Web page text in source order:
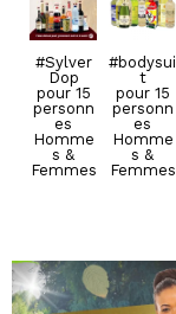
#Sylver
Dop
pour 15
personn
es
Homme
s &
Femmes
#bodysui
t
pour 15
personn
es
Homme
s &
Femmes
#SylverD
op
pour 15
personn
es
Homme
s &
Femmes
#SylverD
op
pour 15
personn
es
Homme
s &
Femmes